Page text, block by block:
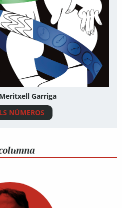
Garriga
NÚMEROS